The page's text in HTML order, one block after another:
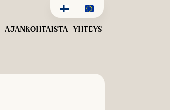
AJANKOHTAISTA YHTEYS